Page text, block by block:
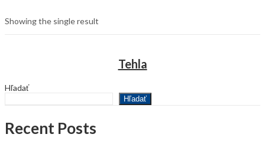
Showing the single result
Tehla
Hľadať
Hľadať
Recent Posts